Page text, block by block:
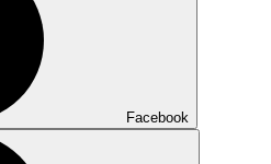
Facebook